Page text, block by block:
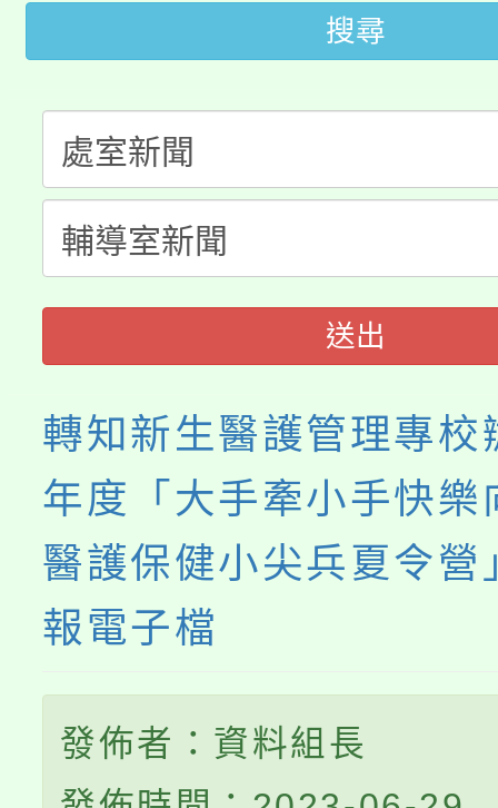
車」活動
桃園市115學年度學生
生本土語及新住民語歌
公告本校115學年度第
代理(課)教師甄選結果(
公告本校115學年度第
代理(課)教師甄選結果(
轉知中國文化大學推廣
《TA101》溝通分析基
程，歡迎學生輔導中心
心理、諮商輔導、社會
系所師生報名參加。
搜尋
送出
轉知新生醫護管理專
年度「大手牽小手快樂
醫護保健小尖兵夏令營
報電子檔
發佈者：資料組長